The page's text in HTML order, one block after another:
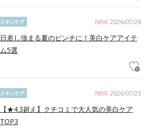
NEW 2026/07/28
スキンケア
日差し強まる夏のピンチに！美白ケアアイテ
ム5選
NEW 2026/07/23
スキンケア
【★4.3超え】クチコミで大人気の美白ケア
TOP3